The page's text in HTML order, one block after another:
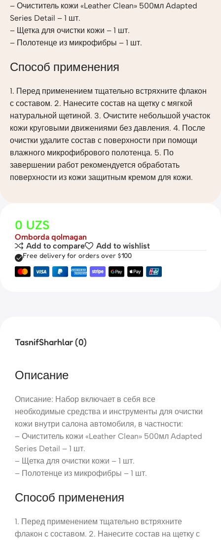
– Очиститель кожи «Leather Clean» 500мл Adapted
Series Detail – 1 шт.
– Щетка для очистки кожи – 1 шт.
– Полотенце из микрофибры – 1 шт.
Способ применения
1. Перед применением тщательно встряхните флакон
с составом. 2. Нанесите состав на щетку с мягкой
натуральной щетиной. 3. Очистите небольшой участок
кожи круговыми движениями без давления. 4. После
очистки удалите состав с поверхности при помощи
влажного микрофибрового полотенца. 5. По
завершении работ рекомендуется обработать
поверхности из кожи защитным кремом для кожи.
0 UZS
Omborda qolmagan
Add to compare
Add to wishlist
Free delivery for orders over $100
TasnifSharhlar (0)
Описание
Описание: Набор включает в себя все
необходимые средства и инструменты для очистки
кожи внутри салона автомобиля, в частности:
– Очиститель кожи «Leather Clean» 500мл Adapted
Series Detail – 1 шт.
– Щетка для очистки кожи – 1 шт.
– Полотенце из микрофибры – 1 шт.
Способ применения
1. Перед применением тщательно встряхните
флакон с составом. 2. Нанесите состав на щетку с